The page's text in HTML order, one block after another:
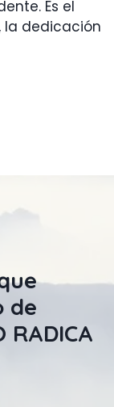
Es el
la dedicación
de
RADICA